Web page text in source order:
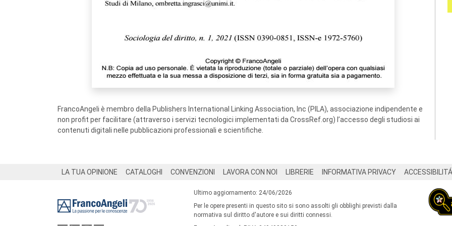
FrancoAngeli è membro della Publishers International Linking Association, Inc (PILA), associazione indipendente e
non profit per facilitare (attraverso i servizi tecnologici implementati da CrossRef.org) l’accesso degli studiosi ai
contenuti digitali nelle pubblicazioni professionali e scientifiche.
LA TUA OPINIONE CATALOGHI CONVENZIONI LAVORA CON NOI LIBRERIE INFORMATIVA PRIVACY ACCESSIBILITÁ
Ultimo aggiornamento: 24/06/2026
Per le opere presenti in questo sito si sono assolti gli obblighi previsti dalla
normativa sul diritto d'autore e sui diritti connessi.